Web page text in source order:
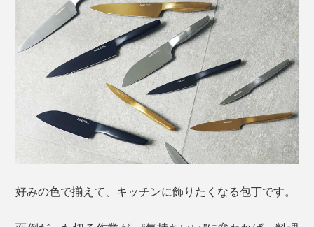
好みの色で揃えて、キッチンに飾りたくなる包丁です。